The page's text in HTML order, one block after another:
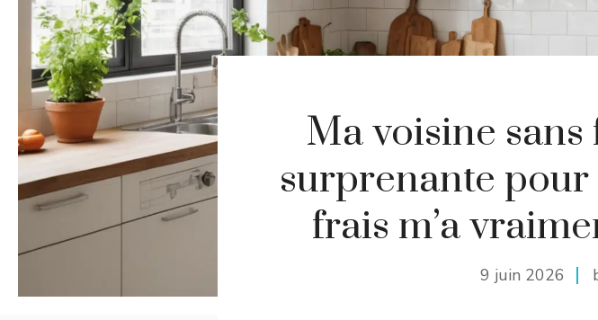
Ma voisine
surprenante
frais m’a
9 juin 2026